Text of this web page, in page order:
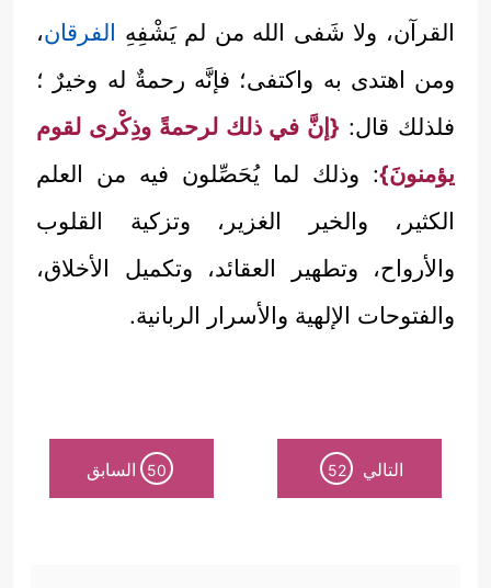
القرآن، ولا شَفى الله من لم يَشْفِهِ الفرقان،
ومن اهتدى به واكتفى؛ فإنَّه رحمةٌ له وخيرٌ ؛
فلذلك قال: {إنَّ في ذلك لرحمةً وذِكْرى لقوم
يؤمنونَ}: وذلك لما يُحَصِّلون فيه من العلم
الكثير، والخير الغزير، وتزكية القلوب
والأرواح، وتطهير العقائد، وتكميل الأخلاق،
والفتوحات الإلهية والأسرار الربانية.
التالي 52
50 السابق